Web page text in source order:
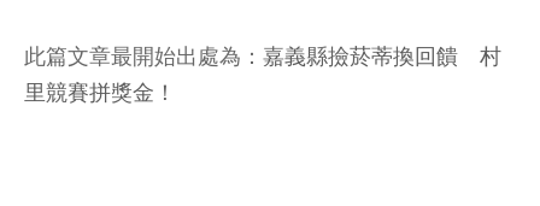
此篇文章最開始出處為： 嘉義縣撿菸蒂換回饋 村
里競賽拼獎金！